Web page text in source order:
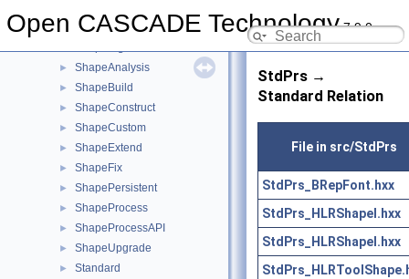
Open CASCADE Technology7.9.0
SelectMgr
► ShapeAnalysis
► ShapeBuild
► ShapeConstruct
► ShapeCustom
► ShapeExtend
► ShapeFix
► ShapePersistent
► ShapeProcess
► ShapeProcessAPI
► ShapeUpgrade
► Standard
StdPrs →
Standard Relation
File in src/StdPrs
StdPrs_BRepFont.hxx
StdPrs_HLRShapeI.hxx
StdPrs_HLRShapeI.hxx